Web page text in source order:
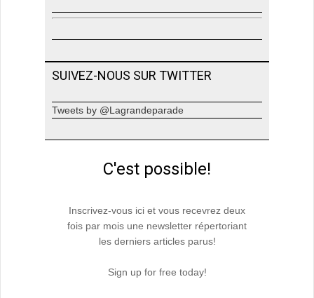
SUIVEZ-NOUS SUR TWITTER
Tweets by @Lagrandeparade
C'est possible!
Inscrivez-vous ici et vous recevrez deux
fois par mois une newsletter répertoriant
les derniers articles parus!
Sign up for free today!